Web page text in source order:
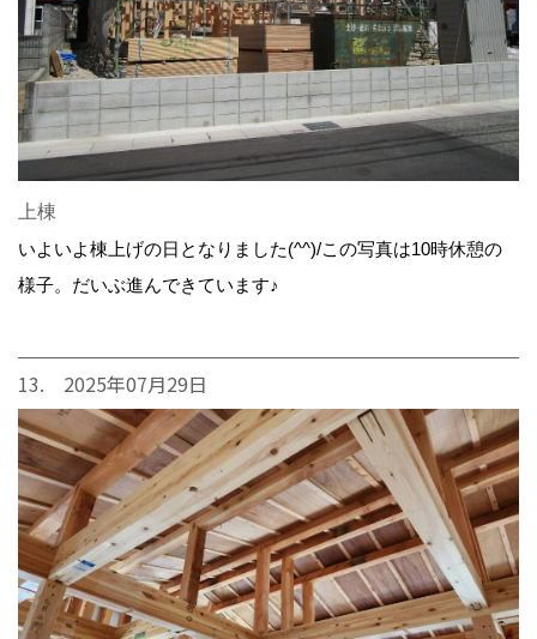
上棟
いよいよ棟上げの日となりました(^^)/この写真は10時休憩の
様子。だいぶ進んできています♪
13. 2025年07月29日